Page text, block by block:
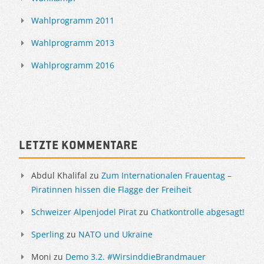
Wahlprogramm 2011
Wahlprogramm 2013
Wahlprogramm 2016
Letzte Kommentare
Abdul Khalifal zu Zum Internationalen Frauentag –
Piratinnen hissen die Flagge der Freiheit
Schweizer Alpenjodel Pirat zu Chatkontrolle abgesagt!
Sperling zu NATO und Ukraine
Moni zu Demo 3.2. #WirsinddieBrandmauer